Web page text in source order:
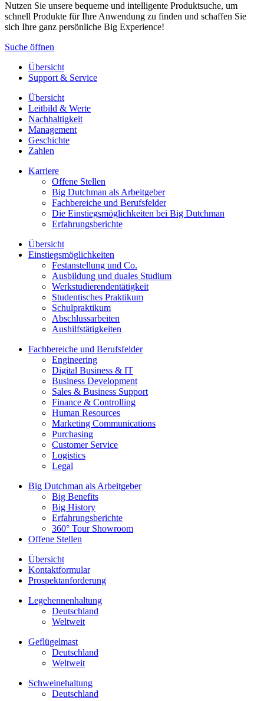
Nutzen Sie unsere bequeme und intelligente Produktsuche, um
schnell Produkte für Ihre Anwendung zu finden und schaffen Sie
sich Ihre ganz persönliche Big Experience!
Suche öffnen
Übersicht
Support & Service
Übersicht
Leitbild & Werte
Nachhaltigkeit
Management
Geschichte
Zahlen
Karriere
Offene Stellen
Big Dutchman als Arbeitgeber
Fachbereiche und Berufsfelder
Die Einstiegsmöglichkeiten bei Big Dutchman
Erfahrungsberichte
Übersicht
Einstiegsmöglichkeiten
Festanstellung und Co.
Ausbildung und duales Studium
Werkstudierendentätigkeit
Studentisches Praktikum
Schulpraktikum
Abschlussarbeiten
Aushilfstätigkeiten
Fachbereiche und Berufsfelder
Engineering
Digital Business & IT
Business Development
Sales & Business Support
Finance & Controlling
Human Resources
Marketing Communications
Purchasing
Customer Service
Logistics
Legal
Big Dutchman als Arbeitgeber
Big Benefits
Big History
Erfahrungsberichte
360° Tour Showroom
Offene Stellen
Übersicht
Kontaktformular
Prospektanforderung
Legehennenhaltung
Deutschland
Weltweit
Geflügelmast
Deutschland
Weltweit
Schweinehaltung
Deutschland